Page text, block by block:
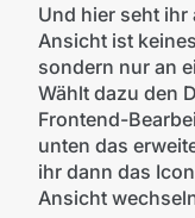
Und hier seht
Ansicht ist
sondern nur an
Wählt dazu den
Frontend-
unten das
ihr dann das
Ansicht